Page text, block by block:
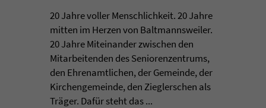
20 Jahre voller Menschlichkeit. 20 Jahre
mitten im Herzen von Baltmannsweiler.
20 Jahre Miteinander zwischen den
Mitarbeitenden des Seniorenzentrums,
den Ehrenamtlichen, der Gemeinde, der
Kirchengemeinde, den Zieglerschen als
Träger. Dafür steht das ...